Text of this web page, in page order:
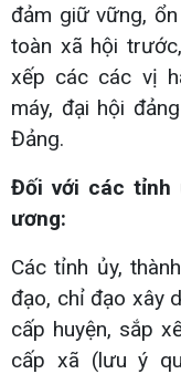
đảm giữ vững,
toàn xã hội
xếp các các vị
máy, đại hội
Đảng.
Đối với các tỉnh
ương:
Các tỉnh ủy,
đạo, chỉ đạo xây
cấp huyện, sắp
cấp xã (lưu ý